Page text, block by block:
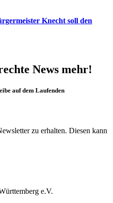
Knecht soll den
News mehr!
auf dem Laufenden
zu erhalten. Diesen kann
e.V.